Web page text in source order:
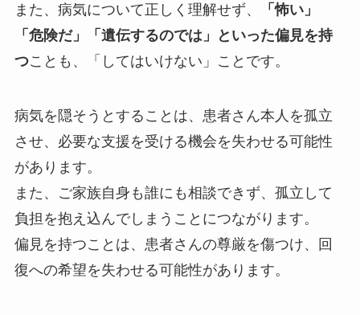
また、病気について正しく理解せず、
「怖い」
「危険だ」「遺伝するのでは」といった偏見を持
つことも、「してはいけない」ことです。
病気を隠そうとすることは、患者さん本人を孤立
させ、必要な支援を受ける機会を失わせる可能性
があります。
また、ご家族自身も誰にも相談できず、孤立して
負担を抱え込んでしまうことにつながります。
偏見を持つことは、患者さんの尊厳を傷つけ、回
復への希望を失わせる可能性があります。